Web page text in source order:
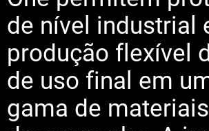
de nível industrial
produção flexível
de uso final em
gama de